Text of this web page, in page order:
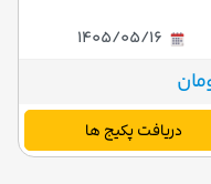
دریافت پکیج ها